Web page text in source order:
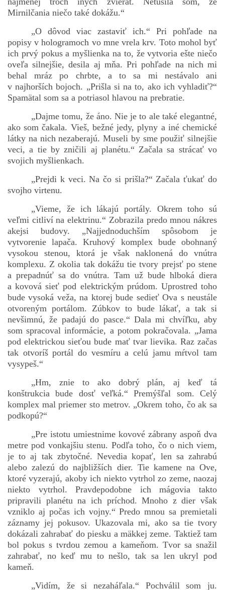
Mirnilčania niečo také dokážu.“
„O dôvod viac zastaviť ich.“ Pri pohľade na
popisy v hologramoch vo mne vrela krv. Toto mohol byť
ich prvý pokus a myšlienka na to, že vytvoria ešte niečo
oveľa silnejšie, desila aj mňa. Pri pohľade na nich mi
behal mráz po chrbte, a to sa mi nestávalo ani
v najhorších bojoch. „Prišla si na to, ako ich vyhladiť?“
Spamätal som sa a potriasol hlavou na prebratie.
„Dajme tomu, že áno. Nie je to ale také elegantné,
ako som čakala. Vieš, bežné jedy, plyny a iné chemické
látky na nich nezaberajú. Museli by sme použiť silnejšie
veci, a tie by zničili aj planétu.“ Začala sa strácať vo
svojich myšlienkach.
„Prejdi k veci. Na čo si prišla?“ Začala ťukať do
svojho virtenu.
„Vieme, že ich lákajú portály. Okrem toho sú
veľmi citliví na elektrinu.“ Zobrazila predo mnou nákres
akejsi budovy. „Najjednoduchším spôsobom je
vytvorenie lapača. Kruhový komplex bude obohnaný
vysokou stenou, ktorá je však naklonená do vnútra
komplexu. Z okolia tak dokážu tie tvory prejsť po stene
a prepadnúť sa do vnútra. Tam už bude hlboká diera
a kovová sieť pod elektrickým prúdom. Uprostred toho
bude vysoká veža, na ktorej bude sedieť Ova s neustále
otvoreným portálom. Zúbkov to bude lákať, a tak si
nevšimnú, že padajú do pasce.“ Dala mi chvíľku, aby
som spracoval informácie, a potom pokračovala. „Jama
pod elektrickou sieťou bude mať tvar lievika. Raz začas
tak otvoríš portál do vesmíru a celú jamu mŕtvol tam
vysypeš.“
„Hm, znie to ako dobrý plán, aj keď tá
konštrukcia bude dosť veľká.“ Premýšľal som. Celý
komplex mal priemer sto metrov. „Okrem toho, čo ak sa
podkopú?“
„Pre istotu umiestnime kovové zábrany aspoň dva
metre pod vonkajšiu stenu. Podľa toho, čo o nich viem,
je to aj tak zbytočné. Nevedia kopať, len sa zahrabú
alebo zalezú do najbližších dier. Tie kamene na Ove,
ktoré vyzerajú, akoby ich niekto vytrhol zo zeme, naozaj
niekto vytrhol. Pravdepodobne ich mágovia takto
pripravili planétu na ich príchod. Mnoho z dier však
vzniklo aj počas ich vojny.“ Predo mnou sa premietali
záznamy jej pokusov. Ukazovala mi, ako sa tie tvory
dokázali zahrabať do piesku a mäkkej zeme. Taktiež tam
bol pokus s tvrdou zemou a kameňom. Tvor sa snažil
zahrabať, no keď mu to nešlo, tak sa len ukryl pod
kameň.
„Vidím, že si nezaháľala.“ Pochválil som ju.